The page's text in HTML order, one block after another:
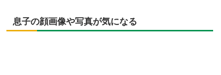
息子の顔画像や写真が気になる